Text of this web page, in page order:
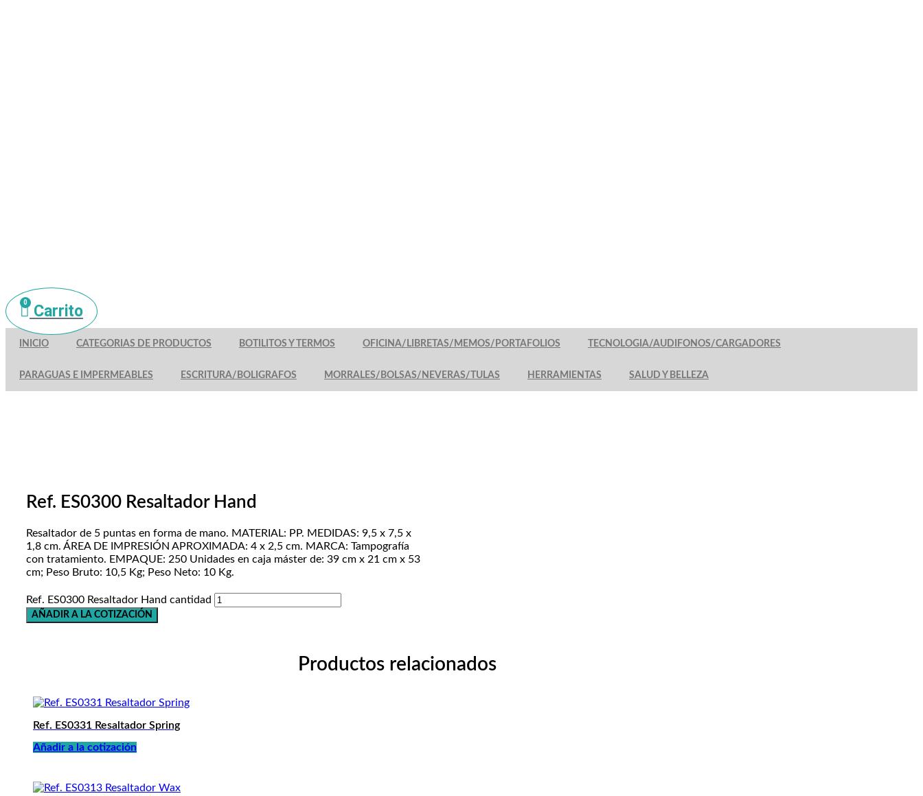
0 Carrito
INICIO CATEGORIAS DE PRODUCTOS BOTILITOS Y TERMOS OFICINA/LIBRETAS/MEMOS/PORTAFOLIOS TECNOLOGIA/AUDIFONOS/CARGADORES
PARAGUAS E IMPERMEABLES ESCRITURA/BOLIGRAFOS MORRALES/BOLSAS/NEVERAS/TULAS HERRAMIENTAS SALUD Y BELLEZA
Ref. ES0300 Resaltador Hand
Resaltador de 5 puntas en forma de mano. MATERIAL: PP. MEDIDAS: 9,5 x 7,5 x
1,8 cm. ÁREA DE IMPRESIÓN APROXIMADA: 4 x 2,5 cm. MARCA: Tampografía
con tratamiento. EMPAQUE: 250 Unidades en caja máster de: 39 cm x 21 cm x 53
cm; Peso Bruto: 10,5 Kg; Peso Neto: 10 Kg.
Ref. ES0300 Resaltador Hand cantidad
AÑADIR A LA COTIZACIÓN
Productos relacionados
Ref. ES0331 Resaltador Spring
Añadir a la cotización